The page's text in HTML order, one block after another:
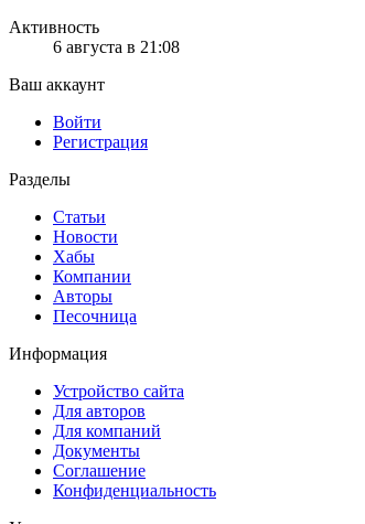
Активность
6 августа в 21:08
Ваш аккаунт
Войти
Регистрация
Разделы
Статьи
Новости
Хабы
Компании
Авторы
Песочница
Информация
Устройство сайта
Для авторов
Для компаний
Документы
Соглашение
Конфиденциальность